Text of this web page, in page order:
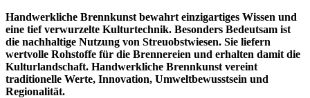
Handwerkliche Brennkunst bewahrt einzigartiges Wissen und
eine tief verwurzelte Kulturtechnik. Besonders Bedeutsam ist
die nachhaltige Nutzung von Streuobstwiesen. Sie liefern
wertvolle Rohstoffe für die Brennereien und erhalten damit die
Kulturlandschaft. Handwerkliche Brennkunst vereint
traditionelle Werte, Innovation, Umweltbewusstsein und
Regionalität.